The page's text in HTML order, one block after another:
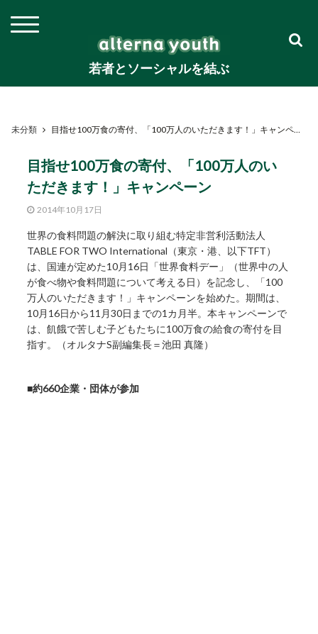
若者とソーシャルを結ぶ
未分類 目指せ100万食の寄付、「100万人のいただきます！」キャンペーン
目指せ100万食の寄付、「100万人のい
ただきます！」キャンペーン
2014年10月17日
世界の食料問題の解決に取り組む特定非営利活動法人
TABLE FOR TWO International（東京・港、以下TFT）
は、国連が定めた10月16日「世界食料デー」（世界中の人
が食べ物や食料問題について考える日）を記念し、「100
万人のいただきます！」キャンペーンを始めた。期間は、
10月16日から11月30日までの1カ月半。本キャンペーンで
は、飢餓で苦しむ子どもたちに100万食の給食の寄付を目
指す。（オルタナS副編集長＝池田 真隆）
■約660企業・団体が参加